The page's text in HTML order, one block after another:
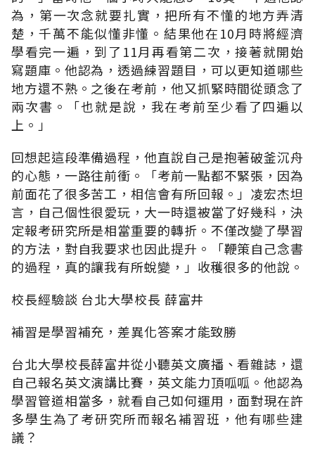
為，第一次念就要扎實，把所有不懂的地方弄清
楚，千萬不能似懂非懂。結果他在10月時將經濟
學看完一遍，到了11月再看第二次，接著就開始
寫題庫。他認為，透過練習題目，可以更知道哪些
地方還不熟。之後在考前，他又抓緊時間從頭念了
兩次書。「也就是說，我在考前至少看了四遍以
上。」
回想起這段準備過程，他直說自己是抱著破釜沉舟
的心態，一路往前衝。「考前一點都不緊張，因為
前面花了很多苦工，相信會有所回報。」凌宏杰坦
言，自己個性很愛玩，大一時還被當了好幾科，決
定報考研究所是相當重要的轉折。不僅改變了學習
的方法，對自我要求也因此提升。「鞭策自己念書
的過程，真的讓我有所蛻變，」收穫很多的他說。
校長經驗談 台北大學校長 薛富井
補習是學習補充，差異化答案才能致勝
台北大學校長薛富井從小聽英文廣播、看雜誌，還
自己報名英文演講比賽，英文能力頂呱呱。他認為
學習管道相當多，就看自己如何運用，面對現在許
多學生為了考研究所而報名補習班，他有哪些建
議？